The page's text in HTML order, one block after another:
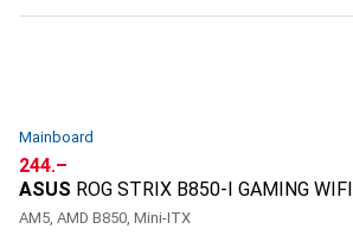
Mainboard
CHF
244.–
ASUS ROG STRIX B850-I GAMING WIFI
AM5, AMD B850, Mini-ITX